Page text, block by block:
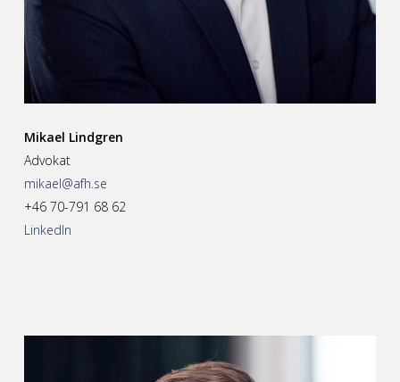
Mikael Lindgren
Advokat
mikael@afh.se
+46 70-791 68 62
LinkedIn